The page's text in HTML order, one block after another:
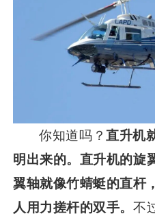
你知道吗？直升机
明出来的。直升机的旋
翼轴就像竹蜻蜓的直杆
人用力搓杆的双手。 不